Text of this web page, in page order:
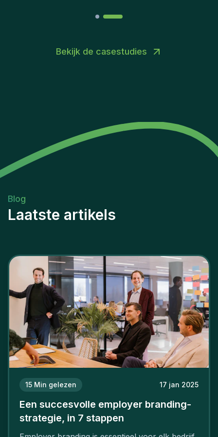
Bekijk de casestudies
Blog
Laatste artikels
15 Min gelezen 17 jan 2025
Een succesvolle employer branding-
strategie, in 7 stappen